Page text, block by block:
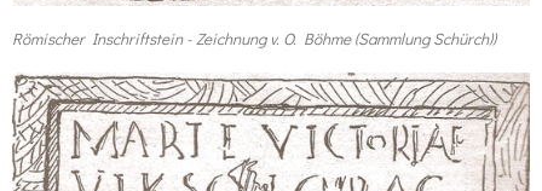
Römischer Inschriftstein - Zeichnung v. O. Böhme (Sammlung Schürch))